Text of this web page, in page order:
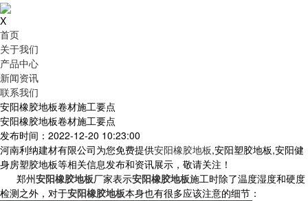
X
首页
关于我们
产品中心
新闻资讯
联系我们
安阳橡胶地板卷材施工要点
安阳橡胶地板卷材施工要点
发布时间：2022-12-20 10:23:00
河南利纳建材有限公司为您免费提供安阳橡胶地板,安阳塑胶地板,安阳健
身房塑胶地板等相关信息发布和资讯展示，敬请关注！
郑州安阳橡胶地板厂家表示安阳橡胶地板施工时除了温度湿度和硬度
检测之外，对于安阳橡胶地板本身也有很多应该注意的细节：